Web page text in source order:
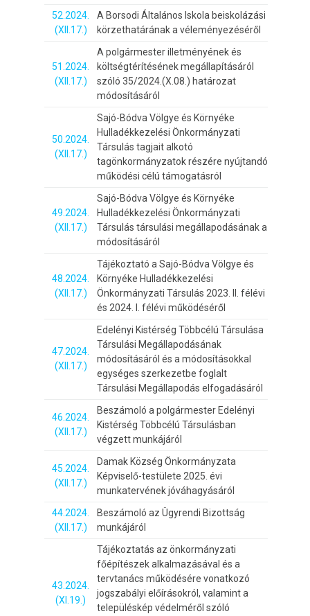
52.2024.
(XII.17.)
A Borsodi Általános Iskola beiskolázási
körzethatárának a véleményezéséről
51.2024.
(XII.17.)
A polgármester illetményének és
költségtérítésének megállapításáról
szóló 35/2024.(X.08.) határozat
módosításáról
50.2024.
(XII.17.)
Sajó-Bódva Völgye és Környéke
Hulladékkezelési Önkormányzati
Társulás tagjait alkotó
tagönkormányzatok részére nyújtandó
működési célú támogatásról
49.2024.
(XII.17.)
Sajó-Bódva Völgye és Környéke
Hulladékkezelési Önkormányzati
Társulás társulási megállapodásának a
módosításáról
48.2024.
(XII.17.)
Tájékoztató a Sajó-Bódva Völgye és
Környéke Hulladékkezelési
Önkormányzati Társulás 2023. II. félévi
és 2024. I. félévi működéséről
47.2024.
(XII.17.)
Edelényi Kistérség Többcélú Társulása
Társulási Megállapodásának
módosításáról és a módosításokkal
egységes szerkezetbe foglalt
Társulási Megállapodás elfogadásáról
46.2024.
(XII.17.)
Beszámoló a polgármester Edelényi
Kistérség Többcélú Társulásban
végzett munkájáról
45.2024.
(XII.17.)
Damak Község Önkormányzata
Képviselő-testülete 2025. évi
munkatervének jóváhagyásáról
44.2024.
(XII.17.)
Beszámoló az Ügyrendi Bizottság
munkájáról
43.2024.
(XI.19.)
Tájékoztatás az önkormányzati
főépítészek alkalmazásával és a
tervtanács működésére vonatkozó
jogszabályi előírásokról, valamint a
településkép védelméről szóló